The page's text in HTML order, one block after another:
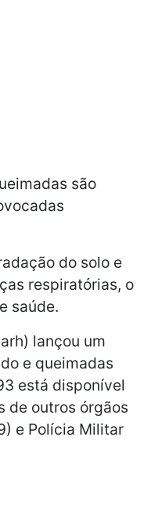
são
do solo e
respiratórias, o
saúde.
lançou um
e queimadas
está disponível
de outros órgãos
e Polícia Militar